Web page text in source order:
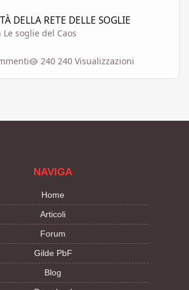
DELLA RETE DELLE SOGLIE
Le soglie del Caos
240 Visualizzazioni
NAVIGA
Home
Articoli
Forum
Gilde PbF
Blog